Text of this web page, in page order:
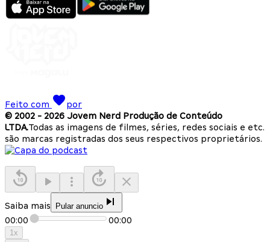
Feito com
por
© 2002 - 2026 Jovem Nerd Produção de Conteúdo
LTDA.Todas as imagens de filmes, séries, redes sociais e etc.
são marcas registradas dos seus respectivos proprietários.
Saiba mais Pular anuncio
00:00 00:00
1x